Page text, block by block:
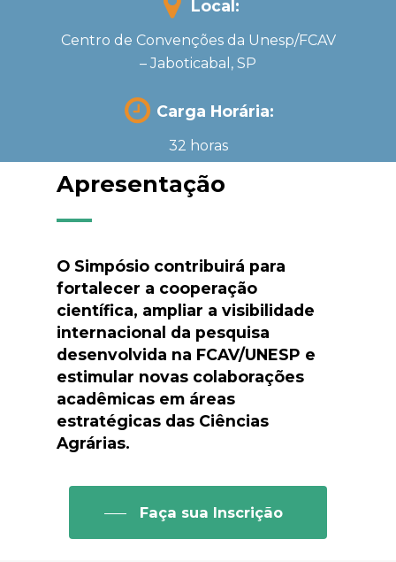
Local:
Centro de Convenções da Unesp/FCAV
– Jaboticabal, SP
Carga Horária:
32 horas
Apresentação
O Simpósio contribuirá para
fortalecer a cooperação
científica, ampliar a visibilidade
internacional da pesquisa
desenvolvida na FCAV/UNESP e
estimular novas colaborações
acadêmicas em áreas
estratégicas das Ciências
Agrárias.
Faça sua Inscrição